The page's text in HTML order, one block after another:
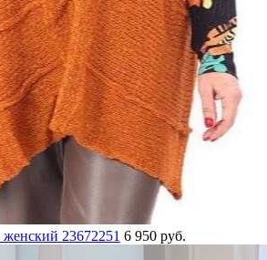
23672251 6 950 руб.